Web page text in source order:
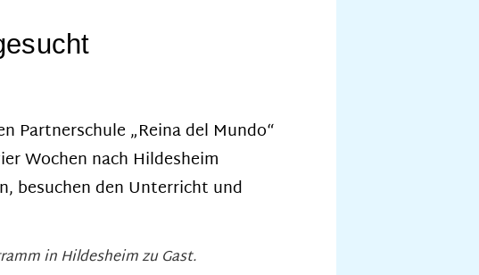
Partnerschule „Reina del Mundo“
Wochen nach Hildesheim
besuchen den Unterricht und
in Hildesheim zu Gast.